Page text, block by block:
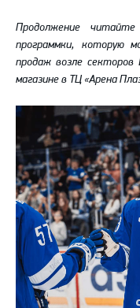
Продолжение
программки, которую
продаж возле
магазине в ТЦ «Арена